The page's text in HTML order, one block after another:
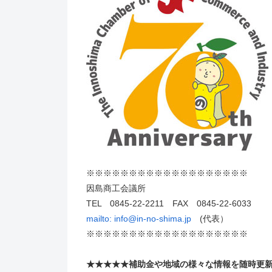
※※※※※※※※※※※※※※※※※※※
因島商工会議所
TEL 0845-22-2211 FAX 0845-22-6033
mailto: info@in-no-shima.jp (代表）
※※※※※※※※※※※※※※※※※※※
★★★★★補助金や地域の様々な情報を随時